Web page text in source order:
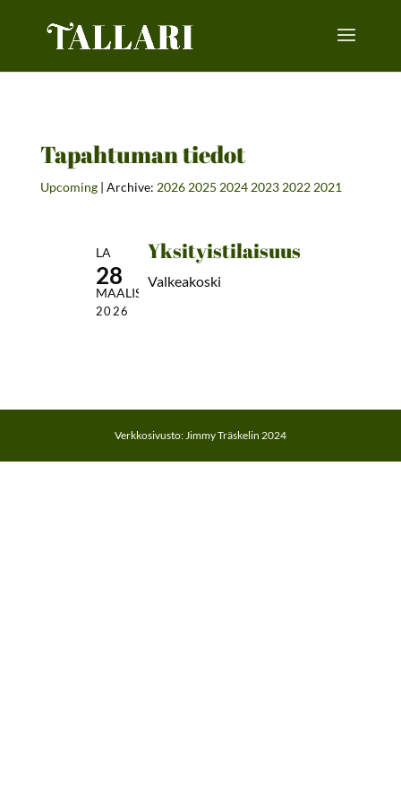
Tapahtuman tiedot
Upcoming| Archive: 2026 2025 2024 2023 2022 2021
LA
28
MAALIS
2026
Yksityistilaisuus
Valkeakoski
Verkkosivusto: Jimmy Träskelin 2024